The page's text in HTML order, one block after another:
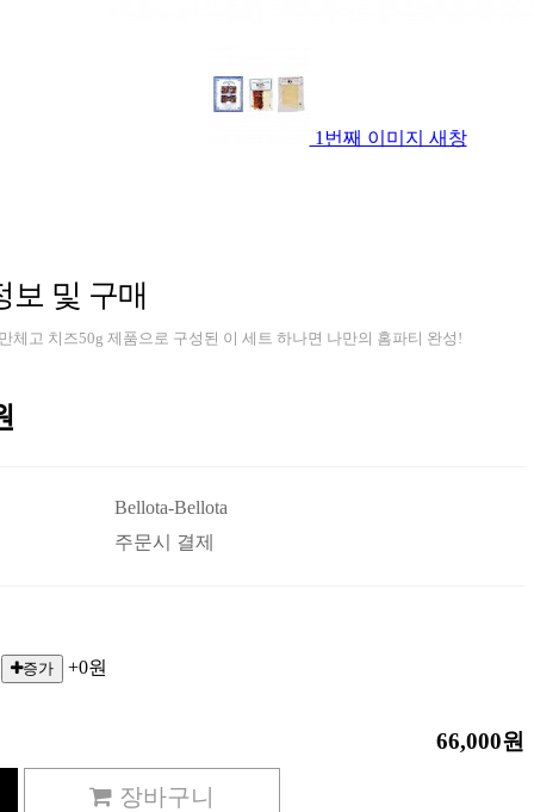
1번째 이미지 새창
보 및 구매
체고 치즈50g 제품으로 구성된 이 세트 하나면 나만의 홈파티 완성!
Bellota-Bellota
주문시 결제
증가 +0원
66,000원
장바구니